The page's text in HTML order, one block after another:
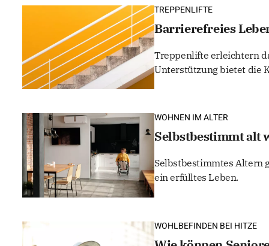
TREPPENLIFTE
Barrierefreies
Treppenlifte erleichtern
Unterstützung bietet die
WOHNEN IM ALTER
Selbstbestimmt alt
Selbstbestimmtes Altern
ein erfülltes Leben.
WOHLBEFINDEN BEI HITZE